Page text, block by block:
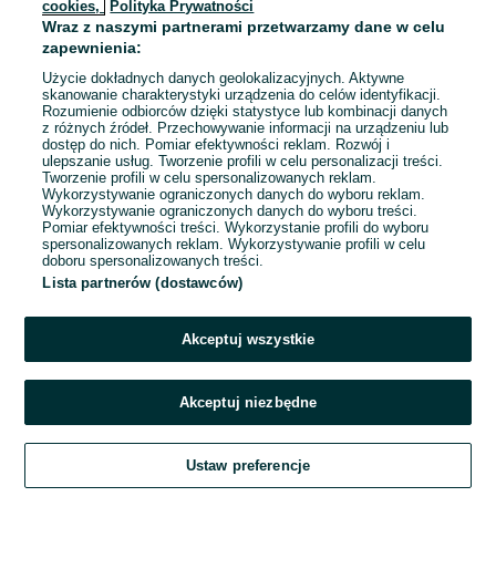
Olsztyn
Odświeżono dnia 06 sierpnia 2026
1 ... 4 ... 15
Zadzwoń / SMS
Szukaj Obserwujesz Dodaj Czat Konto
cookies,
Polityka Prywatności
Wraz z naszymi partnerami przetwarzamy dane w celu
zapewnienia:
Użycie dokładnych danych geolokalizacyjnych. Aktywne
skanowanie charakterystyki urządzenia do celów identyfikacji.
Rozumienie odbiorców dzięki statystyce lub kombinacji danych
z różnych źródeł. Przechowywanie informacji na urządzeniu lub
dostęp do nich. Pomiar efektywności reklam. Rozwój i
ulepszanie usług. Tworzenie profili w celu personalizacji treści.
Tworzenie profili w celu spersonalizowanych reklam.
Wykorzystywanie ograniczonych danych do wyboru reklam.
Wykorzystywanie ograniczonych danych do wyboru treści.
Pomiar efektywności treści. Wykorzystanie profili do wyboru
spersonalizowanych reklam. Wykorzystywanie profili w celu
doboru spersonalizowanych treści.
Lista partnerów (dostawców)
Akceptuj wszystkie
Akceptuj niezbędne
Ustaw preferencje